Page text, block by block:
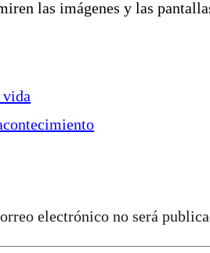
las imágenes y las
vida
electrónico no será